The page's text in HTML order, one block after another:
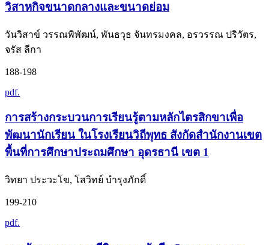
วิสาหกิจขนาดกลางและขนาดย่อม
วันวิสาข์ วรรณพิพัฒน์, พันธวุธ จันทรมงคล, อรวรรณ ปริวัตร,
จรัส ลีกา
188-198
pdf.
การสร้างกระบวนการเรียนรู้ตามหลักไตรสิกขาเพื่อ
พัฒนานักเรียน ในโรงเรียนวิถีพุทธ สังกัดสำนักงานเขต
พื้นที่การศึกษาประถมศึกษา อุดรธานี เขต 1
วิทยา ประวะโข, โสวิทย์ บำรุงภักดิ์
199-210
pdf.